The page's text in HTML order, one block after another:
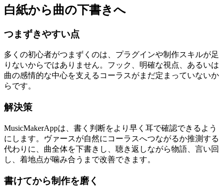
白紙から曲の下書きへ
つまずきやすい点
多くの初心者がつまずくのは、プラグインや制作スキルが足
りないからではありません。フック、明確な視点、あるいは
曲の感情的な中心を支えるコーラスがまだ定まっていないか
らです。
解決策
MusicMakerAppは、書く判断をより早く耳で確認できるよう
にします。ヴァースが自然にコーラスへつながるか推測する
代わりに、曲全体を下書きし、聴き返しながら物語、言い回
し、着地点が噛み合うまで改善できます。
書けてから制作を磨く